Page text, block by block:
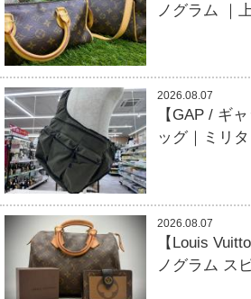
ノグラム ｜
2026.08.07
【GAP / ギ
ッグ｜ミリ
2026.08.07
【Louis
ノグラム ス